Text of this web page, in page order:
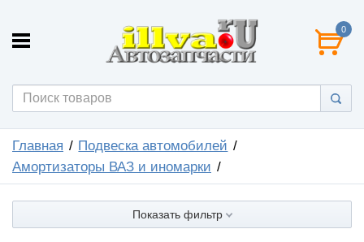
0
Главная
Подвеска автомобилей
Амортизаторы ВАЗ и иномарки
Показать фильтр